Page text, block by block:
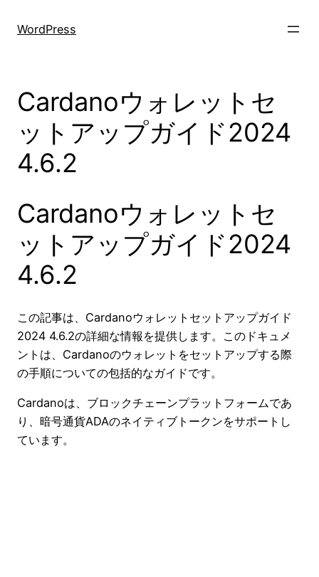
WordPress
Cardanoウォレットセ
ットアップガイド2024
4.6.2
Cardanoウォレットセ
ットアップガイド2024
4.6.2
この記事は、Cardanoウォレットセットアップガイド
2024 4.6.2の詳細な情報を提供します。このドキュメ
ントは、Cardanoのウォレットをセットアップする際
の手順についての包括的なガイドです。
Cardanoは、ブロックチェーンプラットフォームであ
り、暗号通貨ADAのネイティブトークンをサポートし
ています。